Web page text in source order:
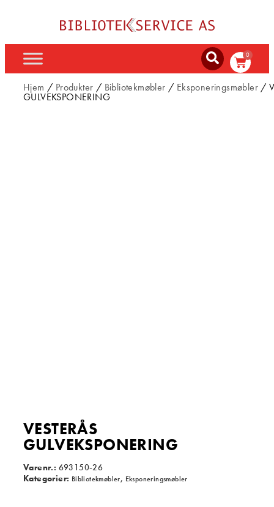
0
Hjem / Produkter / Bibliotekmøbler / Eksponeringsmøbler /
GULVEKSPONERING
VESTERÅS
GULVEKSPONERING
Varenr.: 693150-26
Kategorier: Bibliotekmøbler, Eksponeringsmøbler